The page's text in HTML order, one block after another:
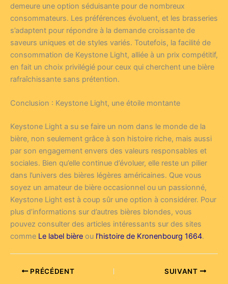
demeure une option séduisante pour de nombreux
consommateurs. Les préférences évoluent, et les brasseries
s’adaptent pour répondre à la demande croissante de
saveurs uniques et de styles variés. Toutefois, la facilité de
consommation de Keystone Light, alliée à un prix compétitif,
en fait un choix privilégié pour ceux qui cherchent une bière
rafraîchissante sans prétention.
Conclusion : Keystone Light, une étoile montante
Keystone Light a su se faire un nom dans le monde de la
bière, non seulement grâce à son histoire riche, mais aussi
par son engagement envers des valeurs responsables et
sociales. Bien qu’elle continue d’évoluer, elle reste un pilier
dans l’univers des bières légères américaines. Que vous
soyez un amateur de bière occasionnel ou un passionné,
Keystone Light est à coup sûr une option à considérer. Pour
plus d’informations sur d’autres bières blondes, vous
pouvez consulter des articles intéressants sur des sites
comme Le label bière ou l’histoire de Kronenbourg 1664.
PRÉCÉDENT SUIVANT